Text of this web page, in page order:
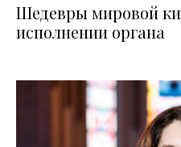
Шедевры мировой
исполнении органа